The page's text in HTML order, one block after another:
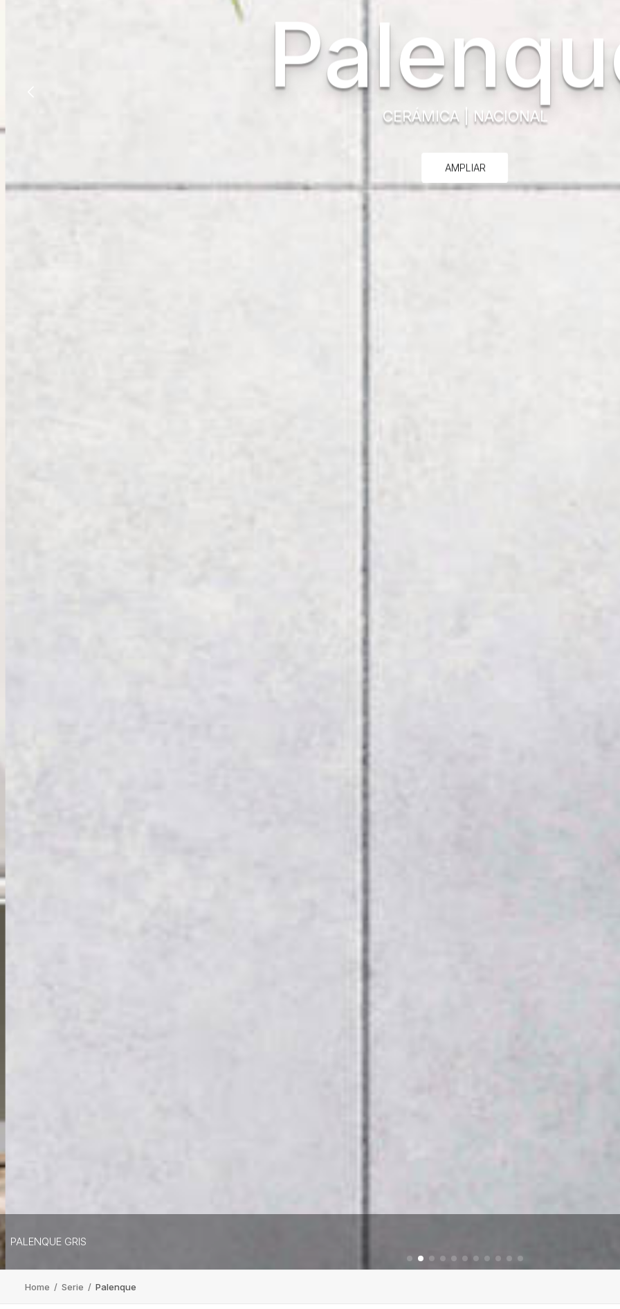
CERÁMICA NACIONAL
AMPLIAR
PALENQUE GRIS
Home / Serie / Palenque